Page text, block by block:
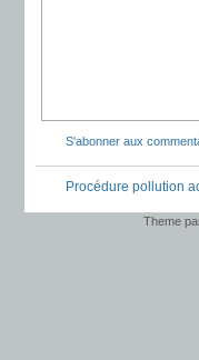
S'abonner aux
Procédure pollution
Theme